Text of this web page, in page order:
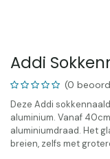
Addi
(0
Deze Addi
aluminium. Vanaf
aluminiumdraad. Het
breien, zelfs met